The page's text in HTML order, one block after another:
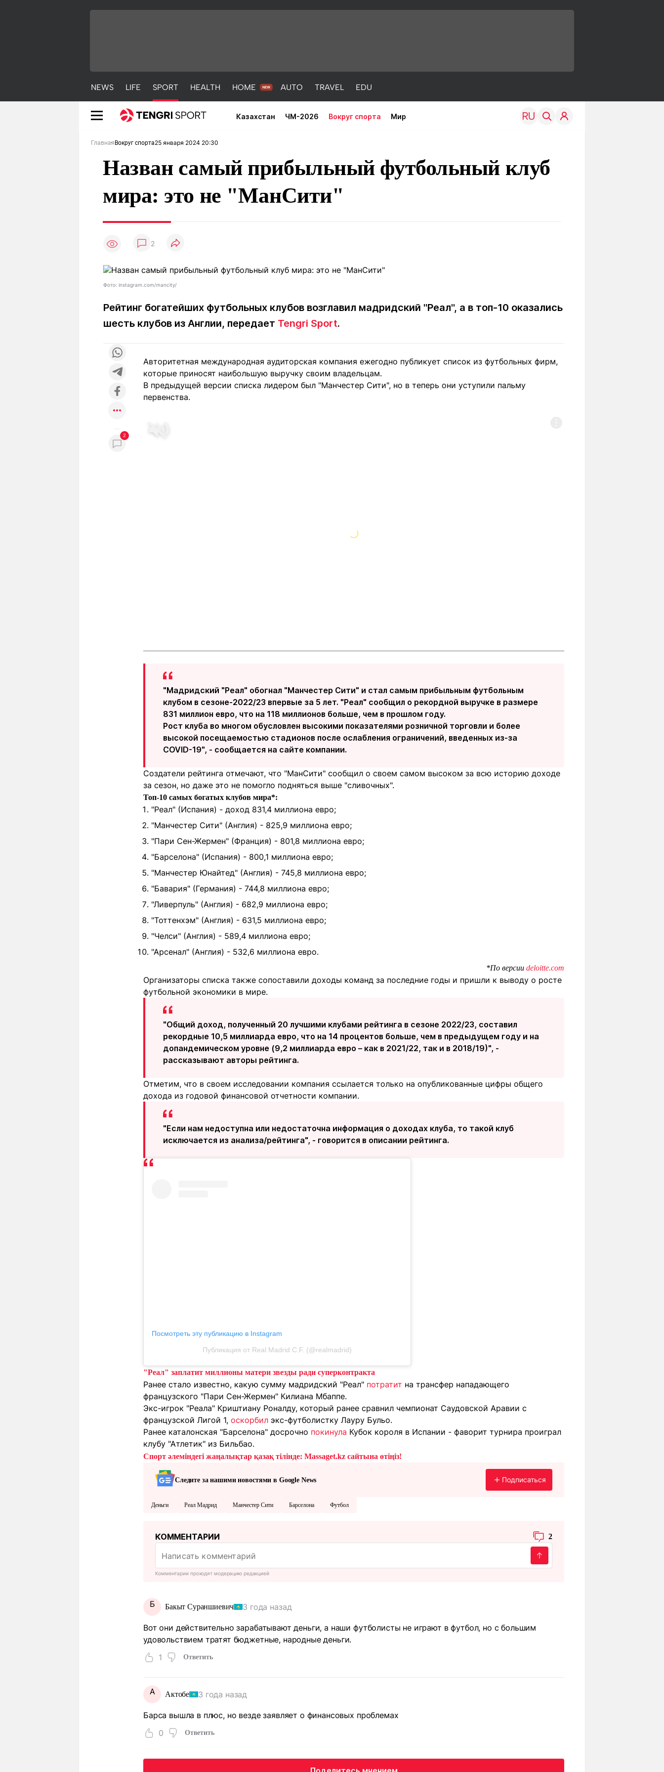
NEWS LIFE SPORT HEALTH HOME AUTO TRAVEL EDU
Казахстан ЧМ-2026 Вокруг спорта Мир
Погода
Рейтинги
Полезно
Гороскопы
Рецепты
SPORT
чемпионов
HEALTH HOME
+7 (777) 001 44 99
Реклама
+7 (700) 3 888 188
ГлавнаяВокруг спорта25 января 2024 20:30
Назван самый прибыльный футбольный клуб
мира: это не "МанСити"
2
Фото: instagram.com/mancity/
Рейтинг богатейших футбольных клубов возглавил мадридский "Реал", а в топ-10 оказались
шесть клубов из Англии, передает Tengri Sport.
2
Авторитетная международная аудиторская компания ежегодно публикует список из футбольных фирм,
которые приносят наибольшую выручку своим владельцам.
В предыдущей версии списка лидером был "Манчестер Сити", но в теперь они уступили пальму
первенства.
"Мадридский "Реал" обогнал "Манчестер Сити" и стал самым прибыльным футбольным
клубом в сезоне-2022/23 впервые за 5 лет. "Реал" сообщил о рекордной выручке в размере
831 миллион евро, что на 118 миллионов больше, чем в прошлом году.
Рост клуба во многом обусловлен высокими показателями розничной торговли и более
высокой посещаемостью стадионов после ослабления ограничений, введенных из-за
COVID-19", - сообщается на сайте компании.
Создатели рейтинга отмечают, что "МанСити" сообщил о своем самом высоком за всю историю доходе
за сезон, но даже это не помогло подняться выше "сливочных".
Топ-10 самых богатых клубов мира*:
"Реал" (Испания) - доход 831,4 миллиона евро;
"Манчестер Сити" (Англия) - 825,9 миллиона евро;
"Пари Сен-Жермен" (Франция) - 801,8 миллиона евро;
"Барселона" (Испания) - 800,1 миллиона евро;
"Манчестер Юнайтед" (Англия) - 745,8 миллиона евро;
"Бавария" (Германия) - 744,8 миллиона евро;
"Ливерпуль" (Англия) - 682,9 миллиона евро;
"Тоттенхэм" (Англия) - 631,5 миллиона евро;
"Челси" (Англия) - 589,4 миллиона евро;
"Арсенал" (Англия) - 532,6 миллиона евро.
*По версии deloitte.com
Организаторы списка также сопоставили доходы команд за последние годы и пришли к выводу о росте
футбольной экономики в мире.
"Общий доход, полученный 20 лучшими клубами рейтинга в сезоне 2022/23, составил
рекордные 10,5 миллиарда евро, что на 14 процентов больше, чем в предыдущем году и на
допандемическом уровне (9,2 миллиарда евро – как в 2021/22, так и в 2018/19)", -
рассказывают авторы рейтинга.
Отметим, что в своем исследовании компания ссылается только на опубликованные цифры общего
дохода из годовой финансовой отчетности компании.
"Если нам недоступна или недостаточна информация о доходах клуба, то такой клуб
исключается из анализа/рейтинга", - говорится в описании рейтинга.
Посмотреть эту публикацию в Instagram
Публикация от Real Madrid C.F. (@realmadrid)
"Реал" заплатит миллионы матери звезды ради суперконтракта
Ранее стало известно, какую сумму мадридский "Реал" потратит на трансфер нападающего
французского "Пари Сен-Жермен" Килиана Мбаппе.
Экс-игрок "Реала" Криштиану Роналду, который ранее сравнил чемпионат Саудовской Аравии с
французской Лигой 1, оскорбил экс-футболистку Лауру Бульо.
Ранее каталонская "Барселона" досрочно покинула Кубок короля в Испании - фаворит турнира проиграл
клубу "Атлетик" из Бильбао.
Спорт әлеміндегі жаңалықтар қазақ тілінде: Massaget.kz сайтына өтіңіз!
Следите за нашими новостями в Google News Подписаться
Деньги Реал Мадрид Манчестер Сити Барселона Футбол
КОММЕНТАРИИ 2
Комментарии проходят модерацию редакцией
Б Бакыт Сураншиевич 3 года назад
Вот они действительно зарабатывают деньги, а наши футболисты не играют в футбол, но с большим
удовольствием тратят бюджетные, народные деньги.
1
Ответить
А Актобе 3 года назад
Барса вышла в плюс, но везде заявляет о финансовых проблемах
0
Ответить